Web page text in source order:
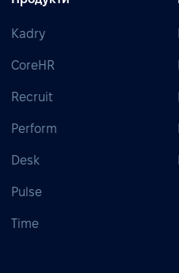
Kadry
CoreHR
Recruit
Perform
Desk
Pulse
Time